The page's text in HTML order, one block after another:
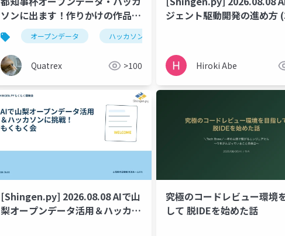
ソンに出ます！作りかけの作品に
意見ください会
オープンデータ ハッカソン
Quatrex >100
ジェント駆動開発の進め方
Hiroki Abe
[Shingen.py] 2026.08.08 AIで山
梨オープンデータ活用＆ハッカソ
究極のコードレビュー環境
して 脱IDEを始めた話